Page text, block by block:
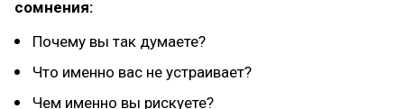
сомнения:
Почему вы так думаете?
Что именно вас не устраивает?
Чем именно вы рискуете?